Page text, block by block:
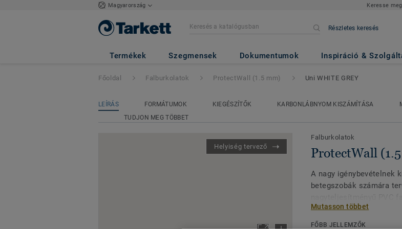
Magyarország Keresse
Részletes keresés
Termékek Szegmensek Dokumentumok Inspiráció &
ProtectWall (1.5 mm) - Uni WHITE GREY
Főoldal Falburkolatok ProtectWall (1.5 mm) Uni WHITE GREY
LEÍRÁS FORMÁTUMOK KIEGÉSZÍTŐK KARBONLÁBNYOM KISZÁMÍTÁSA
TUDJON MEG TÖBBET
Helyiség tervező
Falburkolatok
ProtectWall
A nagy igénybevételnek
betegszobák számára
mechanikai hatásoktól,
anyagoktól. A rugalmas
Mutasson többet
FŐBB JELLEMZŐK